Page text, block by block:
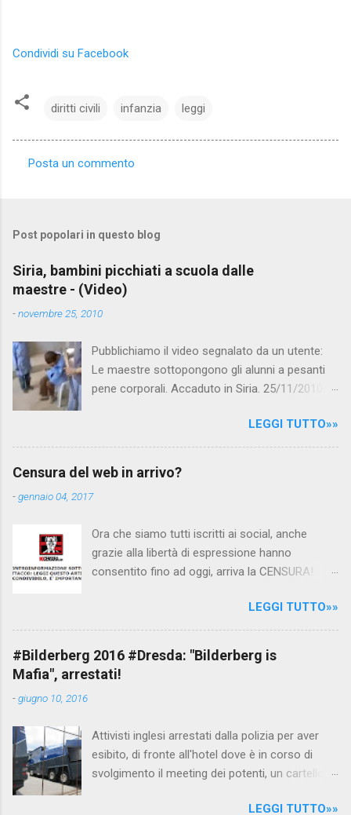
Condividi su Facebook
diritti civili infanzia leggi
e
n
t
Posta un commento
Post popolari in questo blog
Siria, bambini picchiati a scuola dalle
maestre - (Video)
-novembre 25, 2010
Pubblichiamo il video segnalato da un utente:
Le maestre sottopongono gli alunni a pesanti
pene corporali. Accaduto in Siria. 25/11/2010
Canale 5 "Forum" si è interessato al caso,
interpellando prontamente l'ambasciata siriana,
per fare luce sulla vicenda: è emerso che il
scuola. LEGGI IL SERVIZIO . staff
nocensura.com Condividi su Facebook
LEGGI TUTTO»»
Censura del web in arrivo?
-gennaio 04, 2017
Ora che siamo tutti iscritti ai social, anche
grazie alla libertà di espressione hanno
consentito fino ad oggi, arriva la CENSURA!
politica rispediti al mittente dai cittadini - perché
censurare avrebbe fatto perdere troppi
consensi ai vari governi - la CENSURA potrebbe
arrivare dall'Antitrust, ovvero l' Autorità garante
governo non c'è più Matteo Renzi ma il buon
Renziloni , controfigura di Renzi messo li per
mettere la faccia su quelle misure che per l'ex
LEGGI TUTTO»»
#Bilderberg 2016 #Dresda: "Bilderberg is
Mafia", arrestati!
-giugno 10, 2016
Attivisti inglesi arrestati dalla polizia per aver
esibito, di fronte all'hotel dove è in corso di
svolgimento il meeting dei potenti, un cartellone
tedesca li ha attirati al riparo dagli occhi delle
LEGGI TUTTO»»